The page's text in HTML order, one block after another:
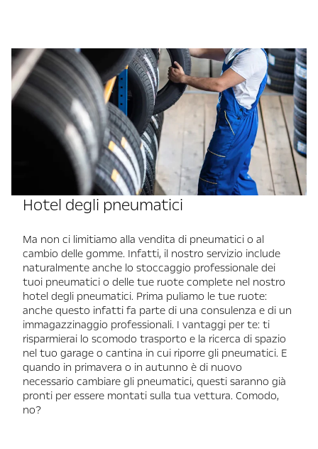
Hotel degli pneumatici
Ma non ci limitiamo alla vendita di pneumatici o al
cambio delle gomme. Infatti, il nostro servizio include
naturalmente anche lo stoccaggio professionale dei
tuoi pneumatici o delle tue ruote complete nel nostro
hotel degli pneumatici. Prima puliamo le tue ruote:
anche questo infatti fa parte di una consulenza e di un
immagazzinaggio professionali. I vantaggi per te: ti
risparmierai lo scomodo trasporto e la ricerca di spazio
nel tuo garage o cantina in cui riporre gli pneumatici. E
quando in primavera o in autunno è di nuovo
necessario cambiare gli pneumatici, questi saranno già
pronti per essere montati sulla tua vettura. Comodo,
no?